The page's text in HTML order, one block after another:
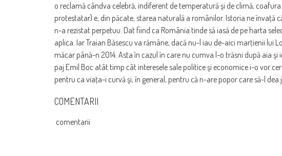
o reclamă cândva celebră, indiferent de temperatură şi de climă,
protestatar) e, din păcate, starea naturală a românilor. Istoria ne învaţă
n-a rezistat perpetuu. Dat fiind ca România tinde să iasă de pe harta
aplica. Iar Traian Băsescu va rămâne, dacă nu-l iau de-aici marţienii lui
măcar până-n 2014. Asta în cazul în care nu cumva l-o trăsni după aia
paj Emil Boc atât timp cât interesele sale politice şi economice i-o vor
pentru ca viaţa-i curvă şi, în general, pentru că n-are popor care să-l dea
COMENTARII
comentarii